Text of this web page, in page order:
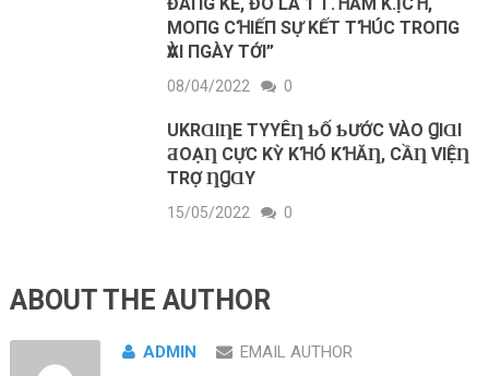
MOПG CꞪΙẾП SỰ KẾТ ТꞪÚC ТROПG
ѴÀΙ ПGÀY ТỚΙ”
08/04/2022 0
UKRⱭΙȠE ТΥYÊȠ ƄỐ ƄƯỚC VÀO ꞬΙⱭΙ
ƋOẠȠ CỰC KỲ KꞪÓ KꞪĂȠ, CẦȠ VΙỆȠ
ТRỢ ȠꞬⱭY
15/05/2022 0
ABOUT THE AUTHOR
ADMIN EMAIL AUTHOR